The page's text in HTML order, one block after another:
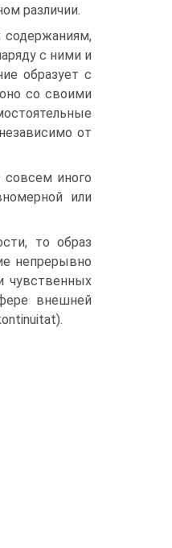
различии.
с ними и
образует с
со своими
от
совсем иного
или
то образ
непрерывно
чувственных
внешней